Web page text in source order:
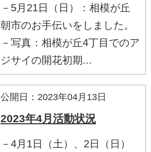
－5月21日（日）：相模が丘
朝市のお手伝いをしました。
－写真：相模が丘4丁目でのア
ジサイの開花初期...
公開日：2023年04月13日
2023年4月活動状況
－4月1日（土）、2日（日）